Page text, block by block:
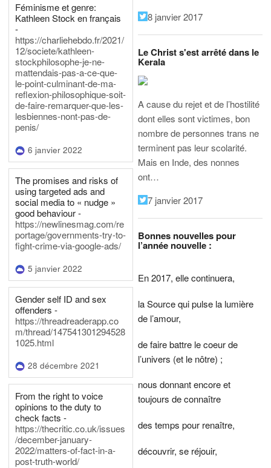
Féminisme et genre:
Kathleen Stock en français
-
https://charliehebdo.fr/2021/
12/societe/kathleen-
stockphilosophe-je-ne-
mattendais-pas-a-ce-que-
le-point-culminant-de-ma-
reflexion-philosophique-soit-
de-faire-remarquer-que-les-
lesbiennes-nont-pas-de-
penis/
6 janvier 2022
The promises and risks of
using targeted ads and
social media to « nudge »
good behaviour -
https://newlinesmag.com/re
portage/governments-try-to-
fight-crime-via-google-ads/
5 janvier 2022
Gender self ID and sex
offenders -
https://threadreaderapp.co
m/thread/147541301294528
1025.html
28 décembre 2021
From the right to voice
opinions to the duty to
check facts -
https://thecritic.co.uk/issues
/december-january-
2022/matters-of-fact-in-a-
post-truth-world/
8 janvier 2017
Le Christ s'est arrêté dans le
Kerala
A cause du rejet et de l’hostilité
dont elles sont victimes, bon
nombre de personnes trans ne
terminent pas leur scolarité.
Mais en Inde, des nonnes
ont…
7 janvier 2017
Bonnes nouvelles pour
l’année nouvelle :
En 2017, elle continuera,
la Source qui pulse la lumière
de l’amour,
de faire battre le coeur de
l’univers (et le nôtre) ;
nous donnant encore et
toujours de connaître
des temps pour renaître,
découvrir, se réjouir,